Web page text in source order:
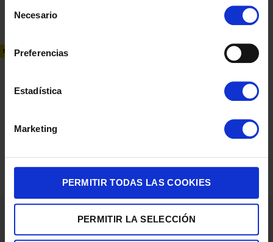
Necesario
Preferencias
Estadística
Marketing
PERMITIR TODAS LAS COOKIES
PERMITIR LA SELECCIÓN
NUEVO
FRIGO COMBI SIEMENS KG39NVIAG 203×60 NF INOX CLASE/A
1.690,00€